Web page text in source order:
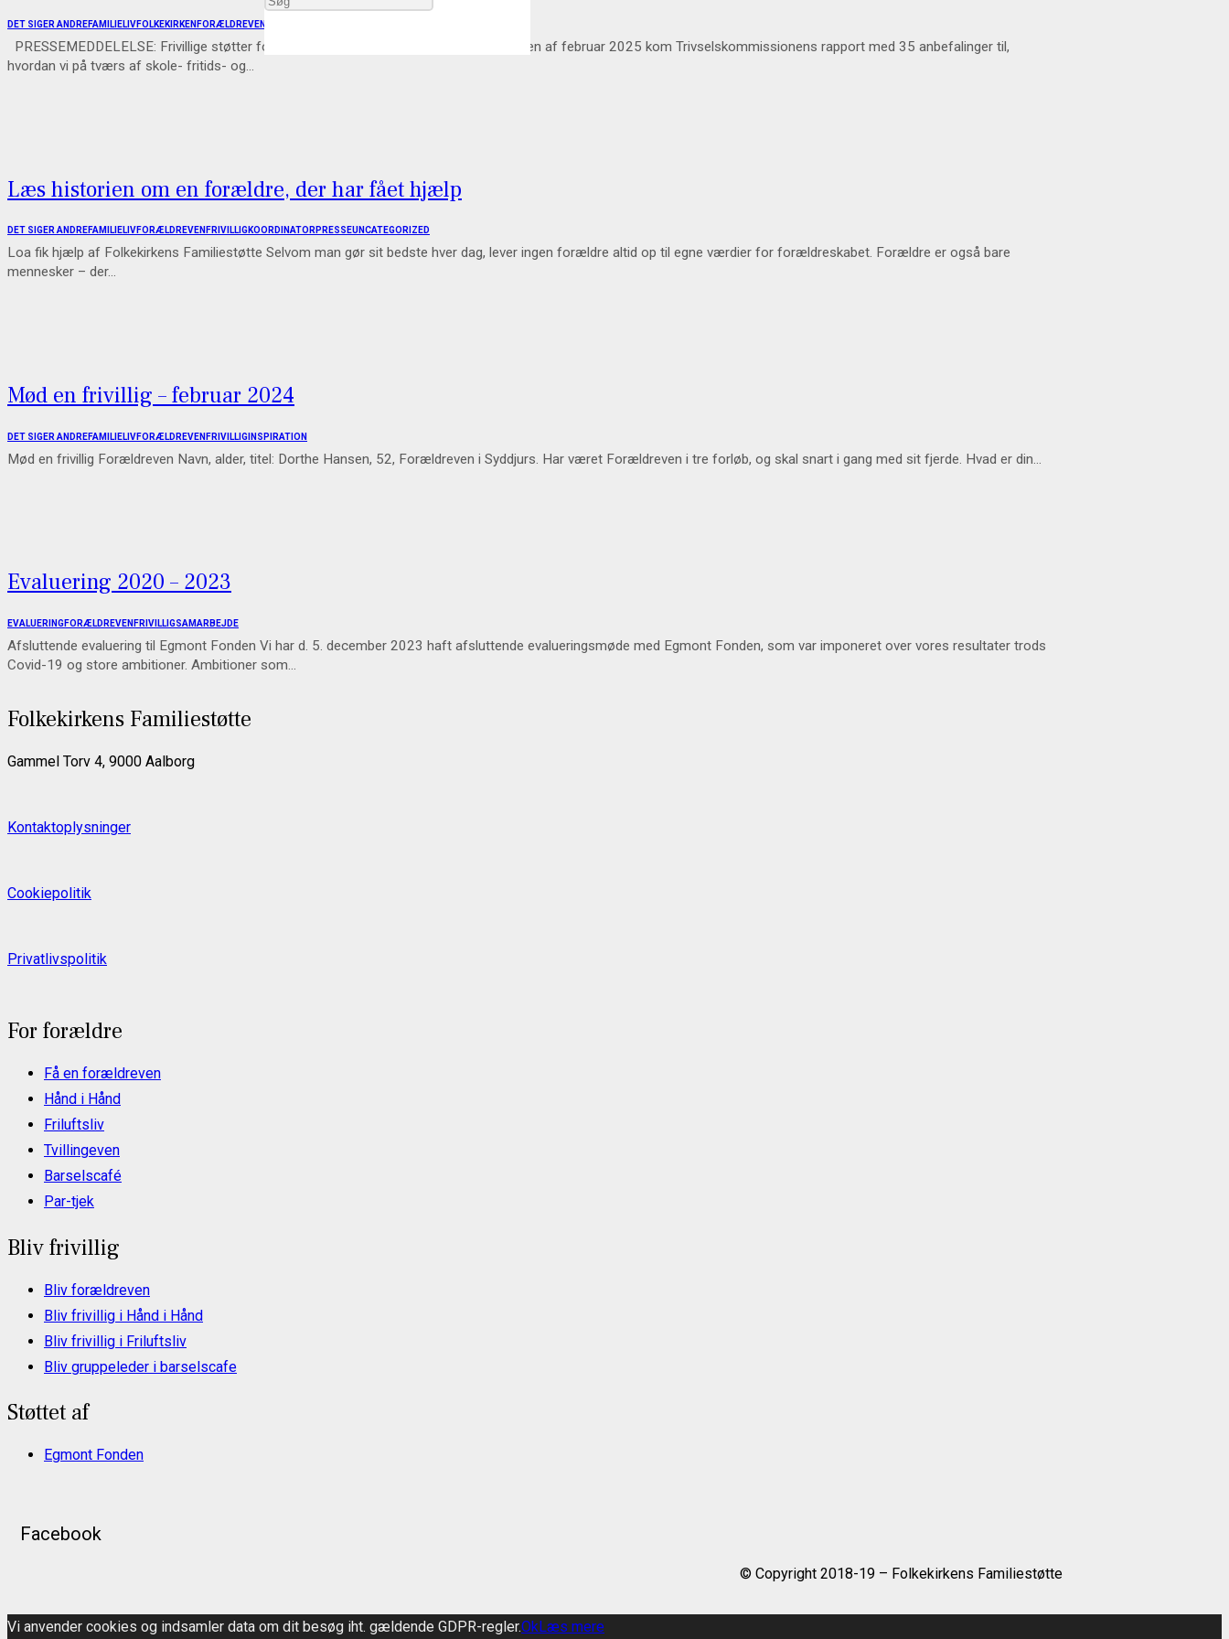
DET SIGER ANDREFAMILIELIVFOLKEKIRKEN FORÆLDREVEN
PRESSEMEDDELELSE: Frivillige støtter forældre i at styrke familiers trivsel I slutningen af februar 2025 kom Trivselskommissionens rapport med 35 anbefalinger til,
hvordan vi på tværs af skole- fritids- og…
Læs historien om en forældre, der har fået hjælp
DET SIGER ANDREFAMILIELIVFORÆLDREVEN FRIVILLIGKOORDINATORPRESSEUNCATEGORIZED
Loa fik hjælp af Folkekirkens Familiestøtte Selvom man gør sit bedste hver dag, lever ingen forældre altid op til egne værdier for forældreskabet. Forældre er også bare
mennesker – der…
Mød en frivillig – februar 2024
DET SIGER ANDREFAMILIELIVFORÆLDREVEN FRIVILLIG INSPIRATION
Mød en frivillig Forældreven Navn, alder, titel: Dorthe Hansen, 52, Forældreven i Syddjurs. Har været Forældreven i tre forløb, og skal snart i gang med sit fjerde. Hvad er din…
Evaluering 2020 – 2023
EVALUERINGFORÆLDREVEN FRIVILLIGSAMARBEJDE
Afsluttende evaluering til Egmont Fonden Vi har d. 5. december 2023 haft afsluttende evalueringsmøde med Egmont Fonden, som var imponeret over vores resultater trods
Covid-19 og store ambitioner. Ambitioner som…
Folkekirkens Familiestøtte
Gammel Torv 4, 9000 Aalborg
Kontaktoplysninger
Cookiepolitik
Privatlivspolitik
For forældre
Få en forældreven
Hånd i Hånd
Friluftsliv
Tvillingeven
Barselscafé
Par-tjek
Bliv frivillig
Bliv forældreven
Bliv frivillig i Hånd i Hånd
Bliv frivillig i Friluftsliv
Bliv gruppeleder i barselscafe
Støttet af
Egmont Fonden
Facebook
© Copyright 2018-19 – Folkekirkens Familiestøtte
Vi anvender cookies og indsamler data om dit besøg iht. gældende GDPR-regler.OkLæs mere